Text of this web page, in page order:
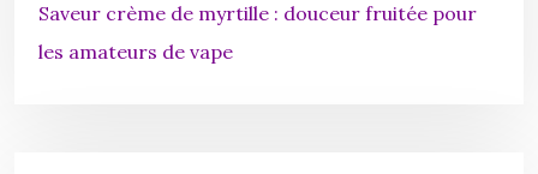
Saveur crème de myrtille : douceur fruitée pour
les amateurs de vape